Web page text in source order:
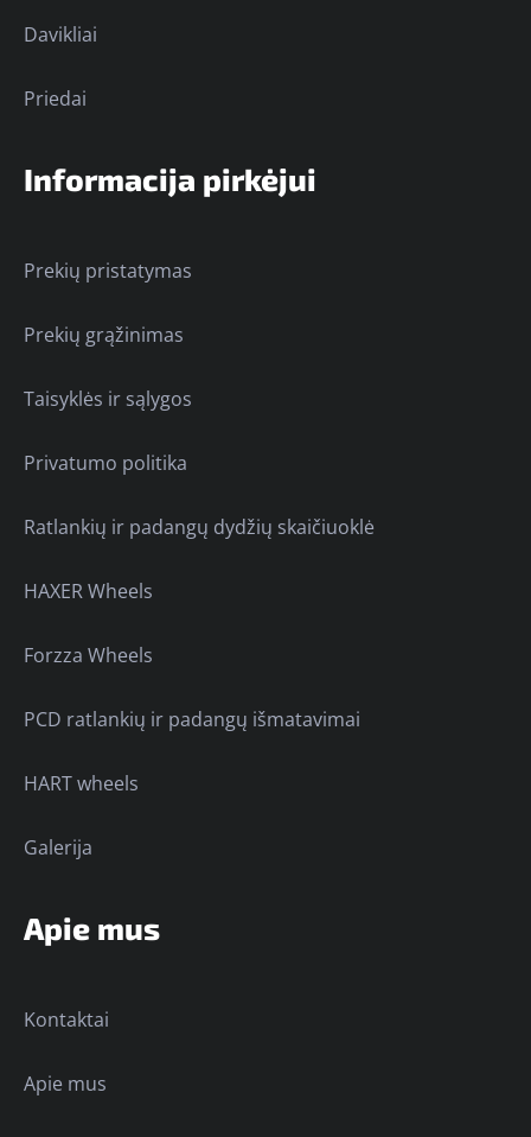
Davikliai
Priedai
Informacija pirkėjui
Prekių pristatymas
Prekių grąžinimas
Taisyklės ir sąlygos
Privatumo politika
Ratlankių ir padangų dydžių skaičiuoklė
HAXER Wheels
Forzza Wheels
PCD ratlankių ir padangų išmatavimai
HART wheels
Galerija
Apie mus
Kontaktai
Apie mus